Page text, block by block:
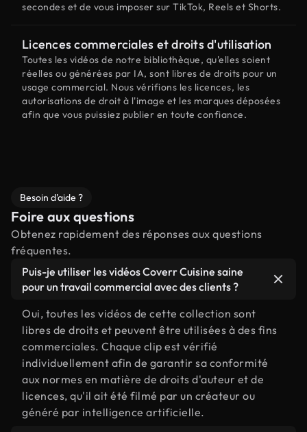
secondes et de vous imposer sur TikTok, Reels et Shorts.
Licences commerciales et droits d'utilisation
Toutes les vidéos de notre bibliothèque, qu'elles soient
réelles ou générées par IA, sont libres de droits pour un
usage commercial. Nous vérifions les licences, les
autorisations de droit à l'image et les marques déposées
afin que vous puissiez publier en toute confiance.
Besoin d'aide ?
Foire aux questions
Obtenez rapidement des réponses aux questions
fréquentes.
Puis-je utiliser les vidéos Coverr Cuisine saine
pour un travail commercial avec des clients ?
Oui, toutes les vidéos de cette collection sont
libres de droits et peuvent être utilisées à des fins
commerciales. Chaque clip est vérifié
individuellement afin de garantir sa conformité
aux normes en matière de droits d'auteur et de
licences, qu'il ait été filmé par un créateur ou
généré par intelligence artificielle.